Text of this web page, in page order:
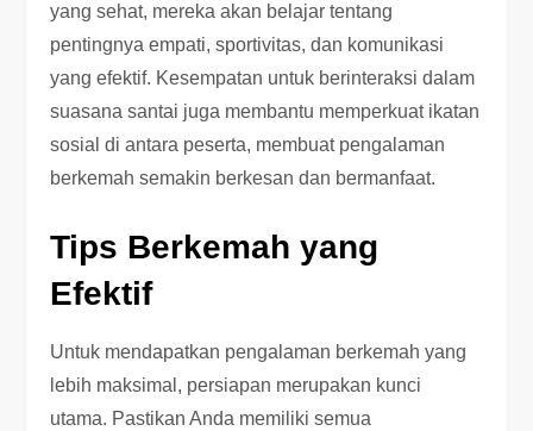
yang sehat, mereka akan belajar tentang
pentingnya empati, sportivitas, dan komunikasi
yang efektif. Kesempatan untuk berinteraksi dalam
suasana santai juga membantu memperkuat ikatan
sosial di antara peserta, membuat pengalaman
berkemah semakin berkesan dan bermanfaat.
Tips Berkemah yang
Efektif
Untuk mendapatkan pengalaman berkemah yang
lebih maksimal, persiapan merupakan kunci
utama. Pastikan Anda memiliki semua